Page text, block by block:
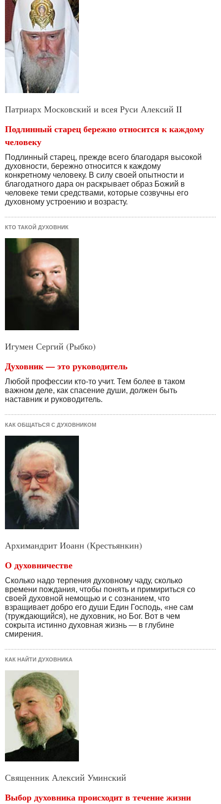
Патриарх Московский и всея Руси Алексий II
Подлинный старец бережно относится к каждому
человеку
Подлинный старец, прежде всего благодаря высокой
духовности, бережно относится к каждому
конкретному человеку. В силу своей опытности и
благодатного дара он раскрывает образ Божий в
человеке теми средствами, которые созвучны его
духовному устроению и возрасту.
КТО ТАКОЙ ДУХОВНИК
Игумен Сергий (Рыбко)
Духовник — это руководитель
Любой профессии кто-то учит. Тем более в таком
важном деле, как спасение души, должен быть
наставник и руководитель.
КАК ОБЩАТЬСЯ С ДУХОВНИКОМ
Архимандрит Иоанн (Крестьянкин)
О духовничестве
Сколько надо терпения духовному чаду, сколько
времени пождания, чтобы понять и примириться со
своей духовной немощью и с сознанием, что
взращивает добро его души Един Господь, «не сам
(труждающийся), не духовник, но Бог. Вот в чем
сокрыта истинно духовная жизнь — в глубине
смирения.
КАК НАЙТИ ДУХОВНИКА
Священник Алексий Уминский
Выбор духовника происходит в течение жизни